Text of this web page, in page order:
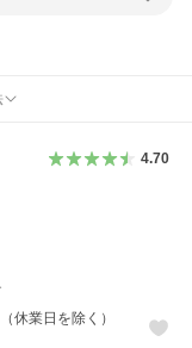
4.70
休業日を除く）